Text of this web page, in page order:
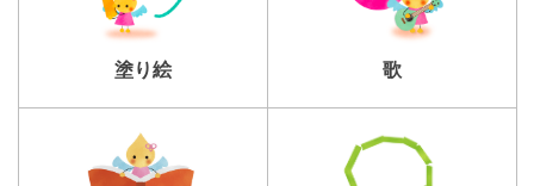
塗り絵 歌